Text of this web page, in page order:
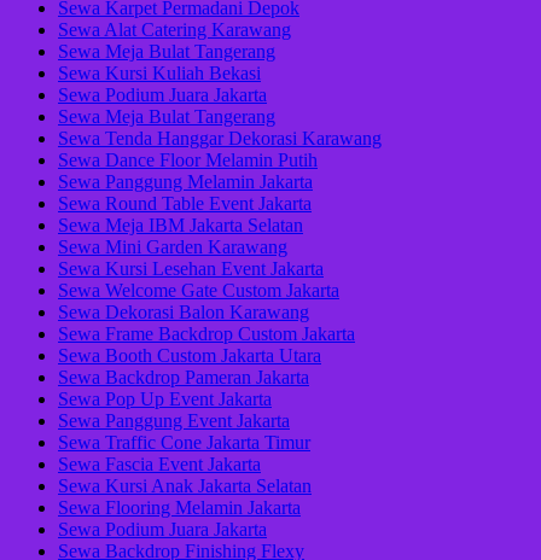
Sewa Karpet Permadani Depok
Sewa Alat Catering Karawang
Sewa Meja Bulat Tangerang
Sewa Kursi Kuliah Bekasi
Sewa Podium Juara Jakarta
Sewa Meja Bulat Tangerang
Sewa Tenda Hanggar Dekorasi Karawang
Sewa Dance Floor Melamin Putih
Sewa Panggung Melamin Jakarta
Sewa Round Table Event Jakarta
Sewa Meja IBM Jakarta Selatan
Sewa Mini Garden Karawang
Sewa Kursi Lesehan Event Jakarta
Sewa Welcome Gate Custom Jakarta
Sewa Dekorasi Balon Karawang
Sewa Frame Backdrop Custom Jakarta
Sewa Booth Custom Jakarta Utara
Sewa Backdrop Pameran Jakarta
Sewa Pop Up Event Jakarta
Sewa Panggung Event Jakarta
Sewa Traffic Cone Jakarta Timur
Sewa Fascia Event Jakarta
Sewa Kursi Anak Jakarta Selatan
Sewa Flooring Melamin Jakarta
Sewa Podium Juara Jakarta
Sewa Backdrop Finishing Flexy